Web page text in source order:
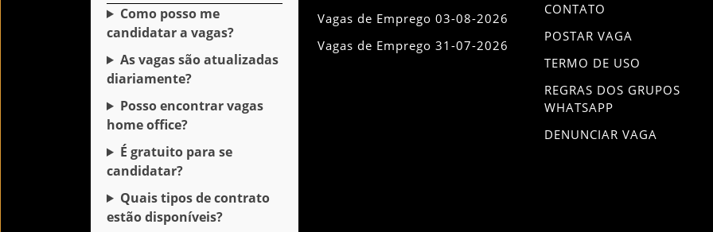
Como posso me
candidatar a vagas?
As vagas são atualizadas
diariamente?
Posso encontrar vagas
home office?
É gratuito para se
candidatar?
Quais tipos de contrato
estão disponíveis?
Vagas de Emprego 03-08-2026
Vagas de Emprego 31-07-2026
CONTATO
POSTAR VAGA
TERMO DE USO
REGRAS DOS GRUPOS
WHATSAPP
DENUNCIAR VAGA